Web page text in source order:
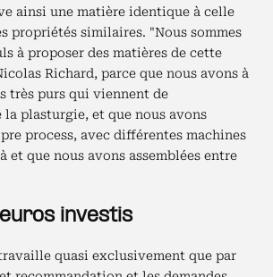
ainsi une matière identique à celle
propriétés similaires. "Nous sommes
à proposer des matières de cette
Richard, parce que nous avons à
très purs qui viennent de
la plasturgie, et que nous avons
process, avec différentes machines
et que nous avons assemblées entre
investis
quasi exclusivement que par